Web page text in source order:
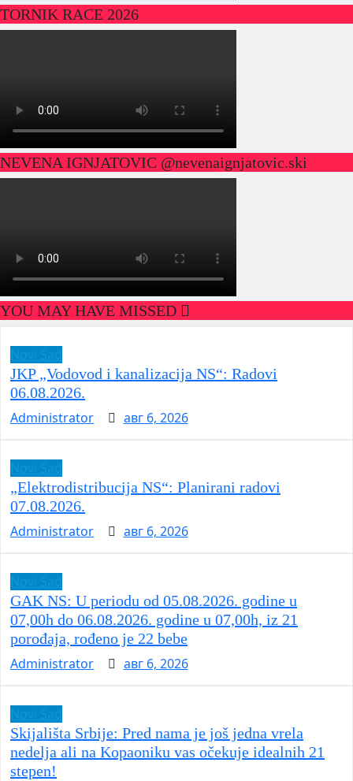
TORNIK RACE 2026
NEVENA IGNJATOVIC @nevenaignjatovic.ski
YOU MAY HAVE MISSED
JKP „Vodovod i kanalizacija NS“: Radovi
06.08.2026.
Administrator
авг 6, 2026
„Elektrodistribucija NS“: Planirani radovi
07.08.2026.
Administrator
авг 6, 2026
GAK NS: U periodu od 05.08.2026. godine u
07,00h do 06.08.2026. godine u 07,00h, iz 21
porođaja, rođeno je 22 bebe
Administrator
авг 6, 2026
Skijališta Srbije: Pred nama je još jedna vrela
nedelja ali na Kopaoniku vas očekuje idealnih 21
stepen!